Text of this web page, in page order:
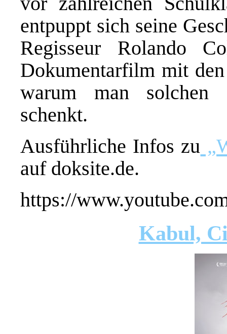
entpuppt sich seine
Regisseur Rolando
Dokumentarfilm mit
warum man solchen
schenkt.
Ausführliche Infos zu
auf doksite.de.
https://
Kabul,